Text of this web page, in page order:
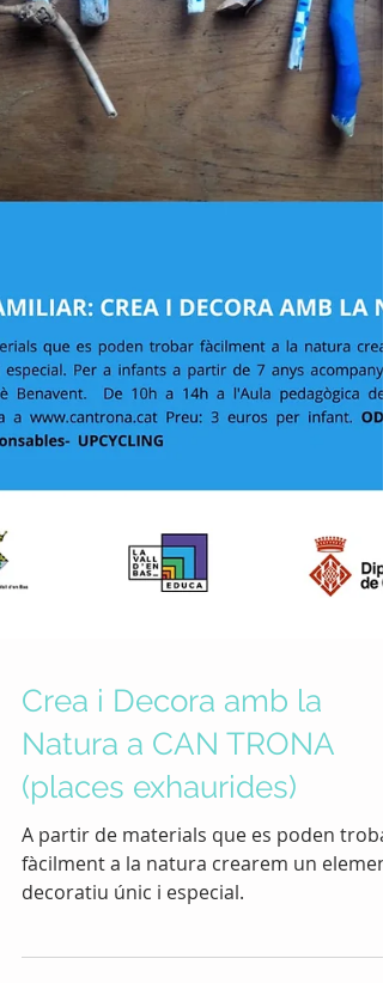
Crea i Decora amb la
Natura a CAN TRONA